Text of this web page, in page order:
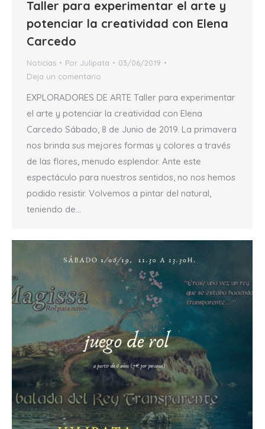
Taller para experimentar el arte y
potenciar la creatividad con Elena
Carcedo
Noticias Por Julipata
03/06/2019
Deja un comentario
EXPLORADORES DE ARTE Taller para experimentar
el arte y potenciar la creatividad con Elena
Carcedo Sábado, 8 de Junio de 2019. La primavera
nos brinda sus mejores formas y colores a través
de las flores, menudo esplendor. Ante este
espectáculo para nuestros sentidos, no nos hemos
podido resistir. Volvemos a pintar del natural,
teniendo de…